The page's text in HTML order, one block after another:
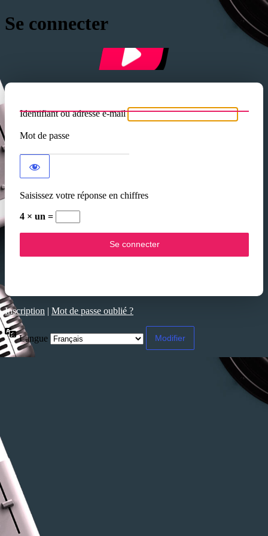
Se connecter
Identifiant ou adresse e-mail
Mot de passe
Saisissez votre réponse en chiffres
4 × un =
Inscription | Mot de passe oublié ?
Langue